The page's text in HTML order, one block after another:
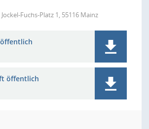
Fuchs-Platz 1, 55116 Mainz
öffentlich